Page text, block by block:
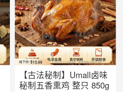
【古法秘制】Umall卤味
秘制五香熏鸡 整只 850g